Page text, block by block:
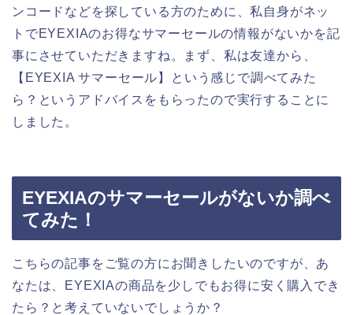
ンコードなどを探している方のために、私自身がネッ
トでEYEXIAのお得なサマーセールの情報がないかを記
事にさせていただきますね。まず、私は友達から、
【EYEXIA サマーセール】という感じで調べてみた
ら？というアドバイスをもらったので実行することに
しました。
EYEXIAのサマーセールがないか調べ
てみた！
こちらの記事をご覧の方にお聞きしたいのですが、あ
なたは、EYEXIAの商品を少しでもお得に安く購入でき
たら？と考えていないでしょうか？